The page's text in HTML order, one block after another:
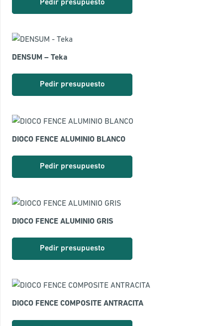
Pedir presupuesto
DENSUM – Teka
Pedir presupuesto
DIOCO FENCE ALUMINIO BLANCO
Pedir presupuesto
DIOCO FENCE ALUMINIO GRIS
Pedir presupuesto
DIOCO FENCE COMPOSITE ANTRACITA